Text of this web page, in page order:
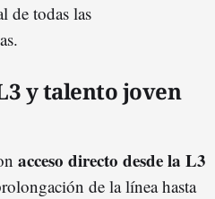
de todas las
y talento joven
acceso directo desde la L3
de la línea hasta